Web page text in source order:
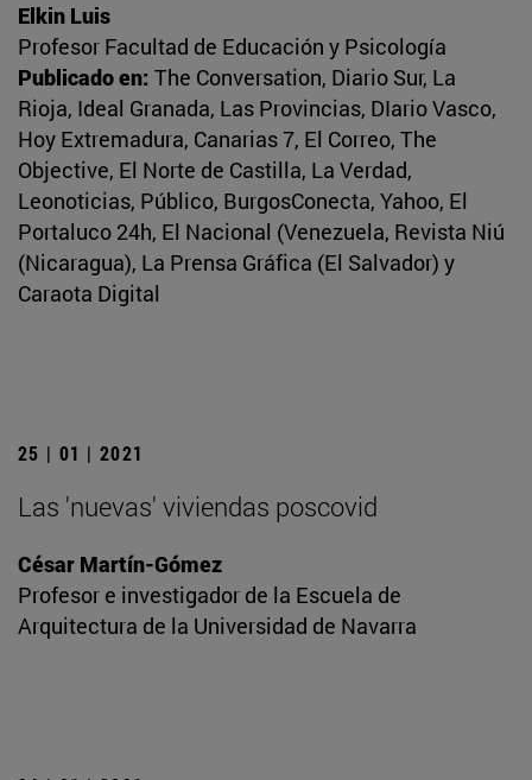
Elkin Luis
Profesor Facultad de Educación y Psicología
Publicado en: The Conversation, Diario Sur, La
Rioja, Ideal Granada, Las Provincias, DIario Vasco,
Hoy Extremadura, Canarias 7, El Correo, The
Objective, El Norte de Castilla, La Verdad,
Leonoticias, Público, BurgosConecta, Yahoo, El
Portaluco 24h, El Nacional (Venezuela, Revista Niú
(Nicaragua), La Prensa Gráfica (El Salvador) y
Caraota Digital
25 | 01 | 2021
Las 'nuevas' viviendas poscovid
César Martín-Gómez
Profesor e investigador de la Escuela de
Arquitectura de la Universidad de Navarra